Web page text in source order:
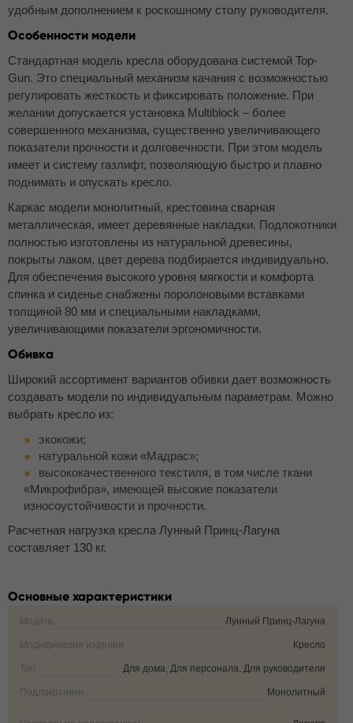
удобным дополнением к роскошному столу руководителя.
Особенности модели
Стандартная модель кресла оборудована системой Top-
Gun. Это специальный механизм качания с возможностью
регулировать жесткость и фиксировать положение. При
желании допускается установка Multiblock – более
совершенного механизма, существенно увеличивающего
показатели прочности и долговечности. При этом модель
имеет и систему газлифт, позволяющую быстро и плавно
поднимать и опускать кресло.
Каркас модели монолитный, крестовина сварная
металлическая, имеет деревянные накладки. Подлокотники
полностью изготовлены из натуральной древесины,
покрыты лаком, цвет дерева подбирается индивидуально.
Для обеспечения высокого уровня мягкости и комфорта
спинка и сиденье снабжены поролоновыми вставками
толщиной 80 мм и специальными накладками,
увеличивающими показатели эргономичности.
Обивка
Широкий ассортимент вариантов обивки дает возможность
создавать модели по индивидуальным параметрам. Можно
выбрать кресло из:
экокожи;
натуральной кожи «Мадрас»;
высококачественного текстиля, в том числе ткани
«Микрофибра», имеющей высокие показатели
износоустойчивости и прочности.
Расчетная нагрузка кресла Лунный Принц-Лагуна
составляет 130 кг.
Основные характеристики
Модель Лунный Принц-Лагуна
Модификация изделия Кресло
Тип Для дома, Для персонала, Для руководителя
Подлокотники Монолитный